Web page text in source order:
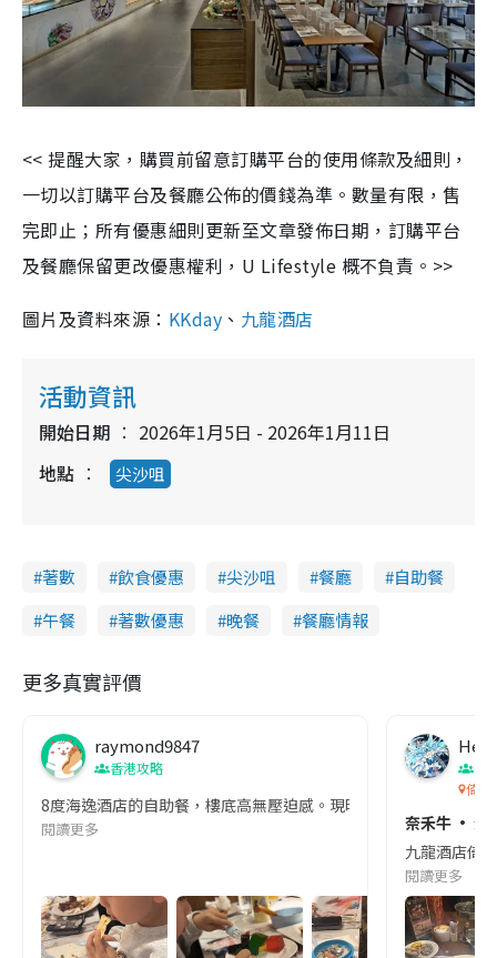
<< 提醒大家，購買前留意訂購平台的使用條款及細則，
一切以訂購平台及餐廳公佈的價錢為準。數量有限，售
完即止；所有優惠細則更新至文章發佈日期，訂購平台
及餐廳保留更改優惠權利，U Lifestyle 概不負責。>>
圖片及資料來源： KKday 、 九龍酒店
活動資訊
開始日期
2026年1月5日 - 2026年1月11日
地點
尖沙咀
著數 飲食優惠 尖沙咀 餐廳
自助餐
午餐
著數優惠 晚餐 餐廳情報
更多真實評價
raymond9847
香港攻略
8度海逸酒店的自助餐，樓底高無壓迫感。現時主打「蟹皇．海
閱讀更多
擦
倚窗
奈禾牛 · 海
九龍酒店倚
閱讀更多